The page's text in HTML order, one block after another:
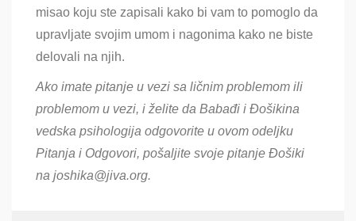
misao koju ste zapisali kako bi vam to pomoglo da
upravljate svojim umom i nagonima kako ne biste
delovali na njih.
Ako imate pitanje u vezi sa ličnim problemom ili
problemom u vezi, i želite da Babađi i Đošikina
vedska psihologija odgovorite u ovom odeljku
Pitanja i Odgovori, pošaljite svoje pitanje Đošiki
na joshika@jiva.org.